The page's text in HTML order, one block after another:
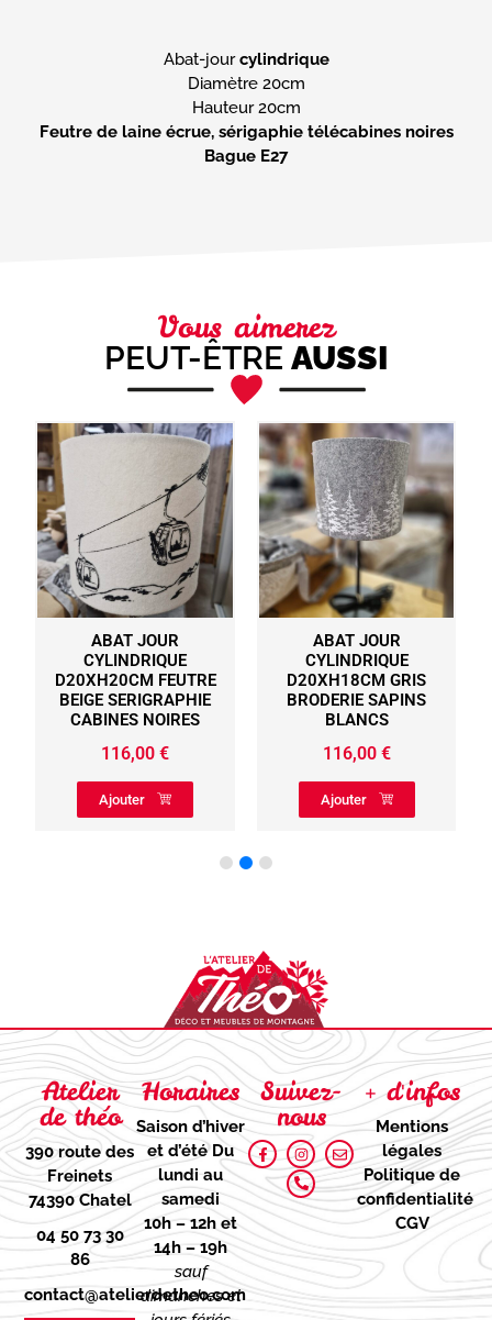
Abat-jourcylindrique
Diamètre 20cm
Feutre de laine écrue, sérigaphie télécabines noires
Bague E27
Vous aimerez
PEUT-ÊTRE AUSSI
ABAT JOUR
CYLINDRIQUE
D20XH18CM GRIS
BRODERIE SAPINS
BLANCS
116,00€
Ajouter
LAMPE EVASEE
MALAWI MARRON
CLAIR AVEC DECOUPE
RONDS H45CM
Ajouter
Atelier
de théo
390 route des
Freinets
74390 Chatel
04 50 73 30
86
contact@atelierdetheo.com
Horaires
Saison d’hiver
et d’étéDu
lundi au
samedi
10h – 12h et
14h – 19h
sauf
dimanches et
Suivez-
nous
+ d'infos
Mentions
légales
Politique de
confidentialité
CGV